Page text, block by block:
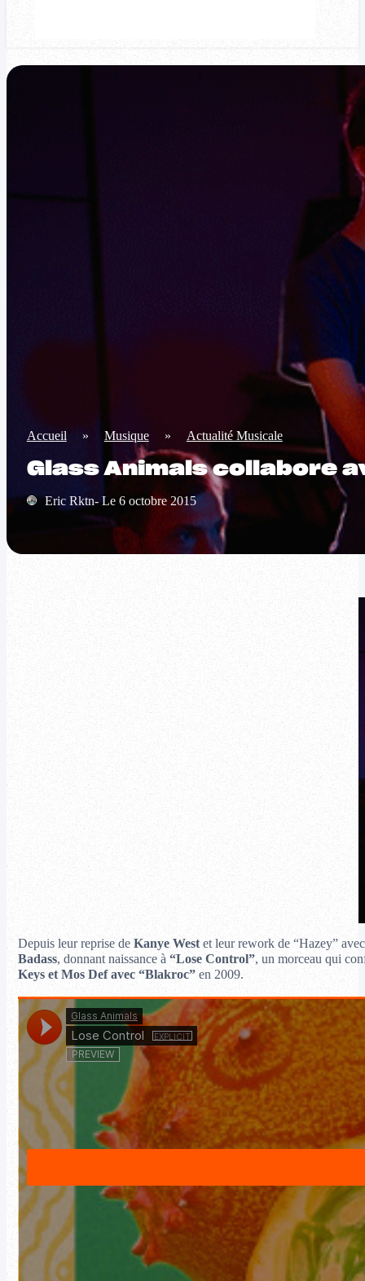
Accueil » Musique » Actualité Musicale
Glass Animals collabore
Eric Rktn- Le 6 octobre 2015
Depuis leur reprise de Kanye Westet leur rework de “Hazey”
Badass, donnant naissance à “Lose Control”, un morceau qui
Keys et Mos Def avec “Blakroc”en 2009.